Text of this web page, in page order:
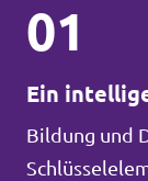
01
Ein
Bildung und